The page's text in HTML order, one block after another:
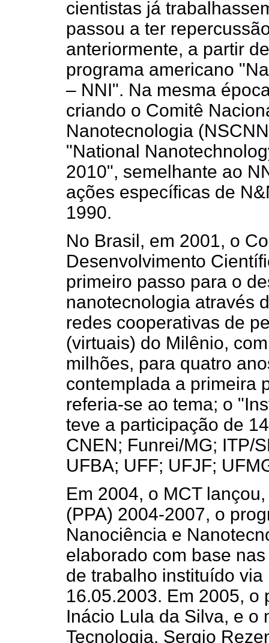
cientistas já
passou a ter
anteriormente, a partir
programa americano
– NNI". Na mesma
criando o Comitê
Nanotecnologia
"National
2010", semelhante ao
ações específicas de
1990.
No Brasil, em 2001, o
Desenvolvimento
primeiro passo para o
nanotecnologia através
redes cooperativas de
(virtuais) do Milênio,
milhões, para quatro
contemplada a primeira
referia-se ao tema; o
teve a participação de
CNEN; Funrei/MG; ITP/
UFBA; UFF; UFJF;
Em 2004, o MCT
(PPA) 2004-2007, o
Nanociência e
elaborado com base
de trabalho instituído via
16.05.2003. Em 2005, o
Inácio Lula da Silva, e o
Tecnologia, Sergio